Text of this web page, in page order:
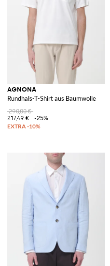
AGNONA
Rundhals-T-Shirt aus Baumwolle
290,00 €
217,49 €
-25%